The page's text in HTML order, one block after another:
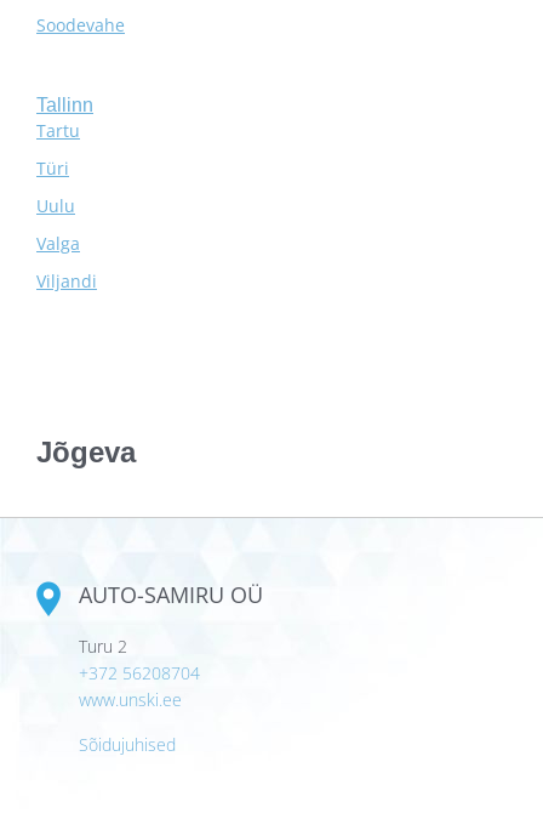
Soodevahe
Tallinn
Tartu
Türi
Uulu
Valga
Viljandi
Jõgeva
AUTO-SAMIRU OÜ
Turu 2
+372 56208704
www.unski.ee
Sõidujuhised